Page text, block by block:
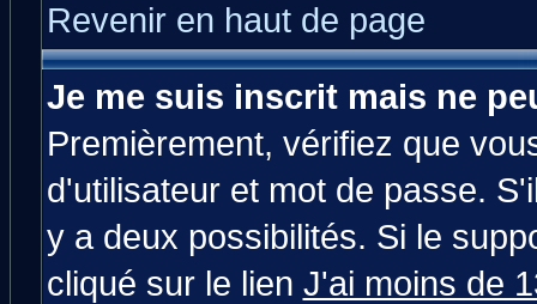
Revenir en haut de page
Je me suis inscrit mais ne
Premièrement, vérifiez que
d'utilisateur et mot de passe.
y a deux possibilités. Si le
cliqué sur le lien J'ai moins de